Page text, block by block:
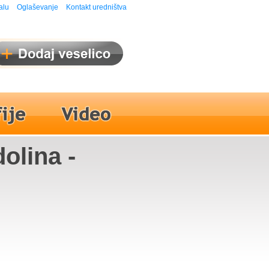
Oglaševanje Kontakt uredništva
-